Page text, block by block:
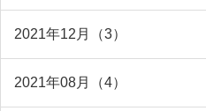
2021年12月（3）
2021年08月（4）